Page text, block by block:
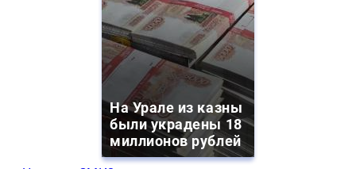
На Урале из казны
были украдены 18
миллионов рублей